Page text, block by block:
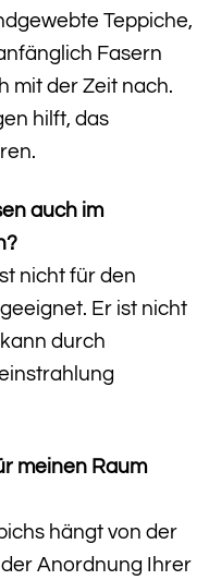
Teppiche,
Fasern
mit der Zeit nach.
hilft, das
auch im
nicht für den
Er ist nicht
durch
meinen Raum
hängt von der
Anordnung Ihrer